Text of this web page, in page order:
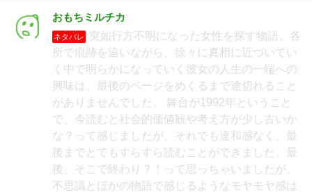
おもちミルチカ
ネタバレ
突如行方不明になった女性を探す物語。各
所で痕跡を追いながら、徐々に真相に近づいてい
く中で明らかになっていく彼女の人生の一端への
興味は、最後のページをめくるまで途切れること
がありませんでした。 舞台が1992年ということ
で、今読むと社会的価値観や考え方が少し古いか
な？って感じましたが、それでも違和感なく、最
後までとてもすらすら読むことができました。最
後、そこで終わり？！って思っちゃいましたが、
不思議とほかの物語で感じるようなモヤモヤ感は